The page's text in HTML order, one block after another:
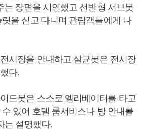
는 장면을 시연했고 선반형 서브봇
을 싣고 다니며 관람객들에게 나
시장을 안내하고 살균봇은 전시장
다.
드봇은 스스로 엘리베이터를 타고
있어 호텔 룸서비스나 방 안내를
는 설명했다.